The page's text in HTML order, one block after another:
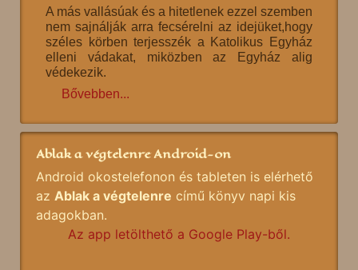
A más vallásúak és a hitetlenek ezzel szemben
nem sajnálják arra fecsérelni az idejüket,hogy
széles körben terjesszék a Katolikus Egyház
elleni vádakat, miközben az Egyház alig
védekezik.
Bővebben...
Ablak a végtelenre Android-on
Android okostelefonon és tableten is elérhető
az Ablak a végtelenre című könyv napi kis
adagokban.
Az app letölthető a Google Play-ből.